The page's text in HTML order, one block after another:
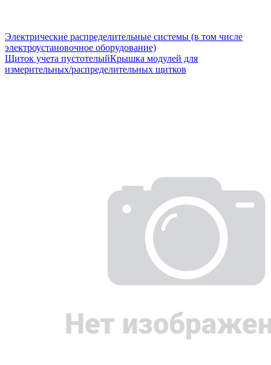
Электрические распределительные системы (в том числе
электроустановочное оборудование)
Щиток учета пустотелыйКрышка модулей для
измерительных/распределительных щитков